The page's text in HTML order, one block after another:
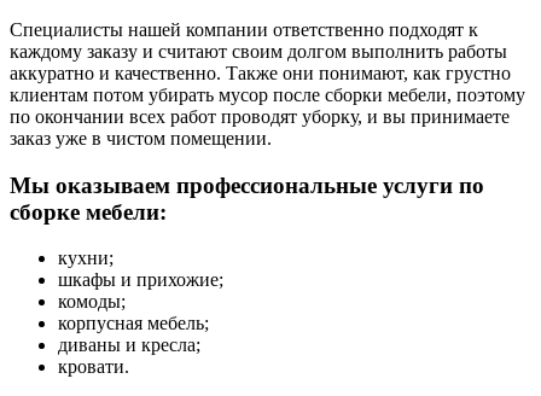
Специалисты нашей компании ответственно подходят к
каждому заказу и считают своим долгом выполнить работы
аккуратно и качественно. Также они понимают, как грустно
клиентам потом убирать мусор после сборки мебели, поэтому
по окончании всех работ проводят уборку, и вы принимаете
заказ уже в чистом помещении.
Мы оказываем профессиональные услуги по
сборке мебели:
кухни;
шкафы и прихожие;
комоды;
корпусная мебель;
диваны и кресла;
кровати.